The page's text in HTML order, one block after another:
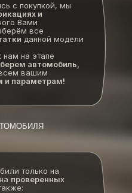
с покупкой, мы
и
Вами
все
данной модели
нам на этапе
автомобиль,
всем вашим
и параметрам!
только на
проверенных